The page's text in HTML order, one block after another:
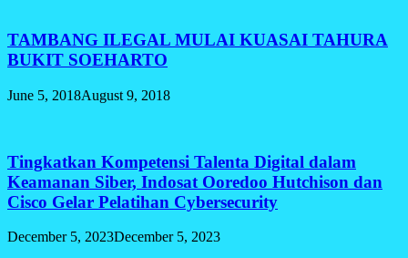
TAMBANG ILEGAL MULAI KUASAI TAHURA
BUKIT SOEHARTO
June 5, 2018August 9, 2018
Tingkatkan Kompetensi Talenta Digital dalam
Keamanan Siber, Indosat Ooredoo Hutchison dan
Cisco Gelar Pelatihan Cybersecurity
December 5, 2023December 5, 2023